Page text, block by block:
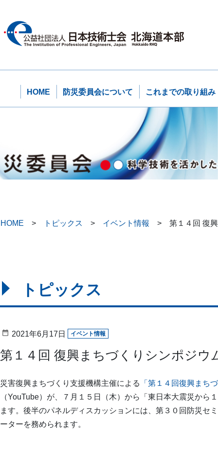
HOME 防災委員会について これまでの取り組み
HOME トピックス イベント情報 第１４回 復
トピックス
2021年6月17日 イベント情報
第１４回 復興まちづくりシンポジウ
災害復興まちづくり支援機構主催による
「第１４回復興まち
（YouTube）が、７月１５日（木）から「東日本大震災か
ます。後半のパネルディスカッションには、第３０回防災セ
ーターを務められます。